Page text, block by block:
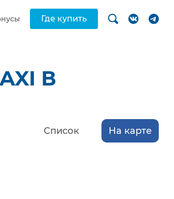
Где купить
В
Список На карте